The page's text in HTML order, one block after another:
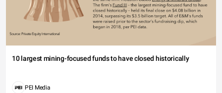
10 largest mining-focused funds to have closed historically
PEI Media